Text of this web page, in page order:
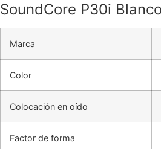
SoundCore P30i Blanco
Marca
Color
Colocación en oído
Factor de forma